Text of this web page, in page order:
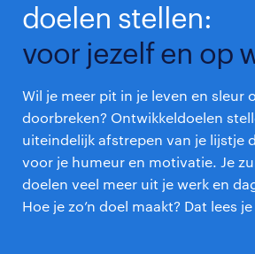
doelen stellen:
voor jezelf en op
Wil je meer pit in je leven en sleur
doorbreken? Ontwikkeldoelen
uiteindelijk afstrepen van je lijstje
voor je humeur en motivatie. Je
doelen veel meer uit je werk en
Hoe je zo’n doel maakt? Dat lees